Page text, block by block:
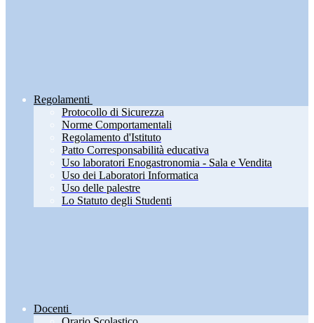
Regolamenti
Protocollo di Sicurezza
Norme Comportamentali
Regolamento d'Istituto
Patto Corresponsabilità educativa
Uso laboratori Enogastronomia - Sala e Vendita
Uso dei Laboratori Informatica
Uso delle palestre
Lo Statuto degli Studenti
Docenti